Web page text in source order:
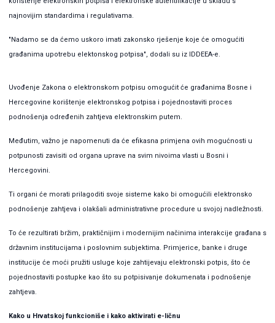
najnovijim standardima i regulativama.
"Nadamo se da ćemo uskoro imati zakonsko rješenje koje će omogućiti
građanima upotrebu elektonskog potpisa", dodali su iz IDDEEA-e.
Uvođenje Zakona o elektronskom potpisu omogućit će građanima Bosne i
Hercegovine korištenje elektronskog potpisa i pojednostaviti proces
podnošenja određenih zahtjeva elektronskim putem.
Međutim, važno je napomenuti da će efikasna primjena ovih mogućnosti u
potpunosti zavisiti od organa uprave na svim nivoima vlasti u Bosni i
Hercegovini.
Ti organi će morati prilagoditi svoje sisteme kako bi omogućili elektronsko
podnošenje zahtjeva i olakšali administrativne procedure u svojoj nadležnosti.
To će rezultirati bržim, praktičnijim i modernijim načinima interakcije građana s
državnim institucijama i poslovnim subjektima. Primjerice, banke i druge
institucije će moći pružiti usluge koje zahtijevaju elektronski potpis, što će
pojednostaviti postupke kao što su potpisivanje dokumenata i podnošenje
zahtjeva.
Kako u Hrvatskoj funkcioniše i kako aktivirati e-ličnu